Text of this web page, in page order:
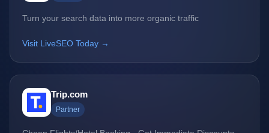
Turn your search data into more organic traffic
Visit LiveSEO Today →
Trip.com
Partner